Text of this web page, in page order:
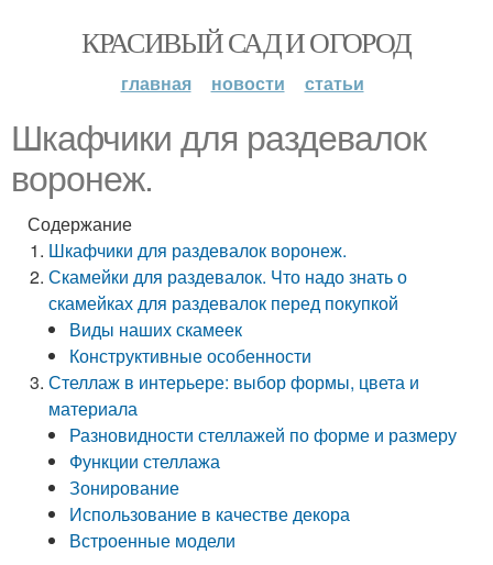
КРАСИВЫЙ САД И ОГОРОД
главная новости статьи
Шкафчики для раздевалок
воронеж.
Содержание
Шкафчики для раздевалок воронеж.
Скамейки для раздевалок. Что надо знать о
скамейках для раздевалок перед покупкой
Виды наших скамеек
Конструктивные особенности
Стеллаж в интерьере: выбор формы, цвета и
материала
Разновидности стеллажей по форме и размеру
Функции стеллажа
Зонирование
Использование в качестве декора
Встроенные модели